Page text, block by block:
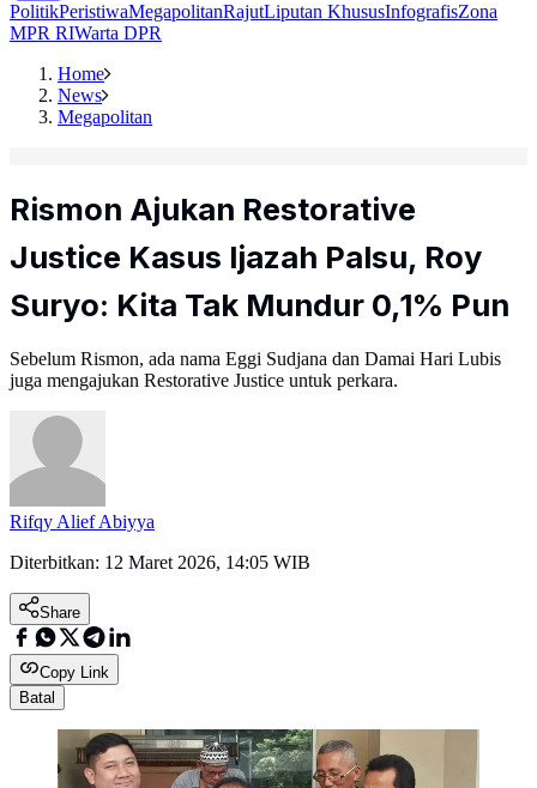
PolitikPeristiwaMegapolitanRajutLiputan KhususInfografisZona
MPR RIWarta DPR
Home
News
Megapolitan
Rismon Ajukan Restorative
Justice Kasus Ijazah Palsu, Roy
Suryo: Kita Tak Mundur 0,1% Pun
Sebelum Rismon, ada nama Eggi Sudjana dan Damai Hari Lubis
juga mengajukan Restorative Justice untuk perkara.
Rifqy Alief Abiyya
Diterbitkan: 12 Maret 2026, 14:05 WIB
Share
Copy Link
Batal